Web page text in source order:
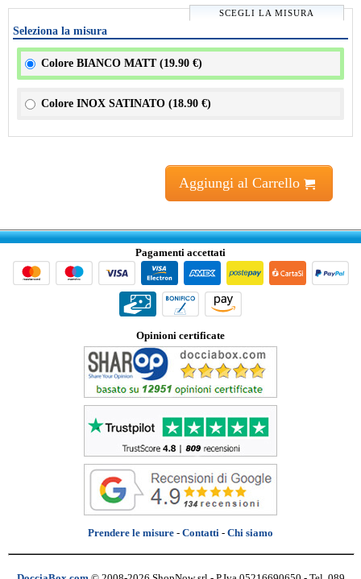
SCEGLI LA MISURA
Seleziona la misura
Colore BIANCO MATT (19.90 €)
Colore INOX SATINATO (18.90 €)
Aggiungi al Carrello
Pagamenti accettati
Opinioni certificate
Prendere le misure - Contatti - Chi siamo